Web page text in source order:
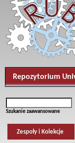
Repozytorium
Szukanie zaawansowane
Zespoły i Kolekcje